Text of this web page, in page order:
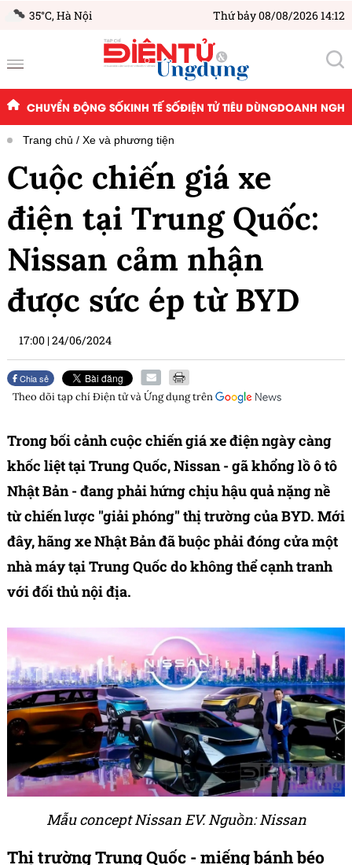
35°C,Hà Nội Thứ bảy 08/08/2026 14:12
CHUYỂN ĐỘNG SỐKINH TẾ SỐĐIỆN TỬ TIÊU DÙNGDOANH
Trang chủ Xe và phương tiện
Cuộc chiến giá xe
điện tại Trung Quốc:
Nissan cảm nhận
được sức ép từ BYD
17:00 |24/06/2024
Chia sẻ
Theo dõi tạp chíĐiện tử và Ứng dụngtrên
Trong bối cảnh cuộc chiến giá xe điện ngày càng
khốc liệt tại Trung Quốc, Nissan - gã khổng lồ ô tô
Nhật Bản - đang phải hứng chịu hậu quả nặng nề
từ chiến lược "giải phóng" thị trường của BYD. Mới
đây, hãng xe Nhật Bản đã buộc phải đóng cửa một
nhà máy tại Trung Quốc do không thể cạnh tranh
với đối thủ nội địa.
Mẫu concept Nissan EV. Nguồn: Nissan
Thị trường Trung Quốc - miếng bánh béo